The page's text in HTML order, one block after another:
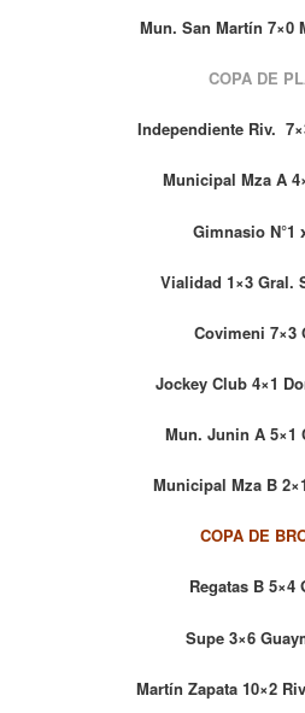
Mun. San Martín 7×0
COPA DE
Independiente Riv.
Municipal Mza A
Gimnasio N°1
Vialidad 1×3 Gral.
Covimeni 7×3
Jockey Club 4×1
Mun. Junin A 5×1
Municipal Mza B
COPA DE
Regatas B 5×4
Supe 3×6
Martín Zapata 10×2